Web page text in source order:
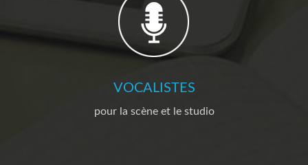
VOCALISTES
pour la scène et le studio